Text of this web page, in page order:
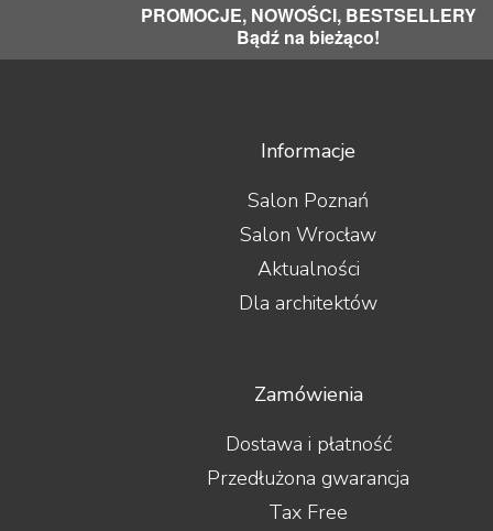
PROMOCJE, NOWOŚCI, BESTSELLERY
Bądź na bieżąco!
Informacje
Salon Poznań
Salon Wrocław
Aktualności
Dla architektów
Zamówienia
Dostawa i płatność
Przedłużona gwarancja
Tax Free